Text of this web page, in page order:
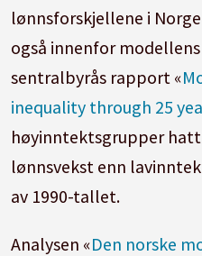
lønnsforskjellene i
også innenfor
sentralbyrås rapport «
inequality through 25
høyinntektsgrupper
lønnsvekst enn
av 1990-tallet.
Analysen «Den norske